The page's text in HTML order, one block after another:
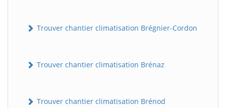
Trouver chantier climatisation Brégnier-Cordon
Trouver chantier climatisation Brénaz
Trouver chantier climatisation Brénod